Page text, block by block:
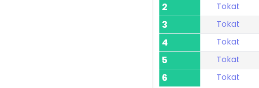
2 Tokat
3 Tokat
4 Tokat
5 Tokat
6 Tokat